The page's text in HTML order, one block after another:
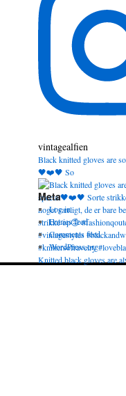
vintagealfien
Black knitted gloves are
🖤❤️🖤 So
Knitted black gloves are
Meta
Log in
Entries feed
Comments feed
WordPress.org